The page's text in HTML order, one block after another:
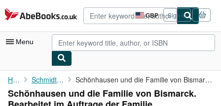
Skip to main content
AbeBooks.co.uk GBP
Site
shopping
preferences
Sign in
Menu
My Account
My Purchases
Home Schmidt, Georg, Schönhausen und die Familie von Bismarck. Bearbeitet im Auftrage...
Schönhausen und die Familie von Bismarck.